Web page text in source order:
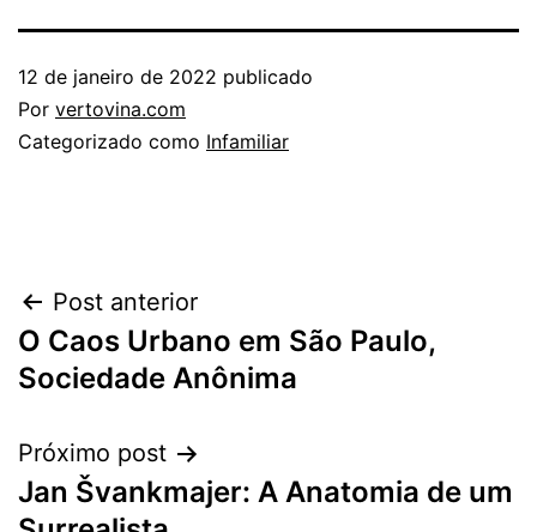
12 de janeiro de 2022 publicado
Por vertovina.com
Categorizado como Infamiliar
Navegação
de
Post anterior
O Caos Urbano em São Paulo,
Sociedade Anônima
Próximo post
Jan Švankmajer: A Anatomia de um